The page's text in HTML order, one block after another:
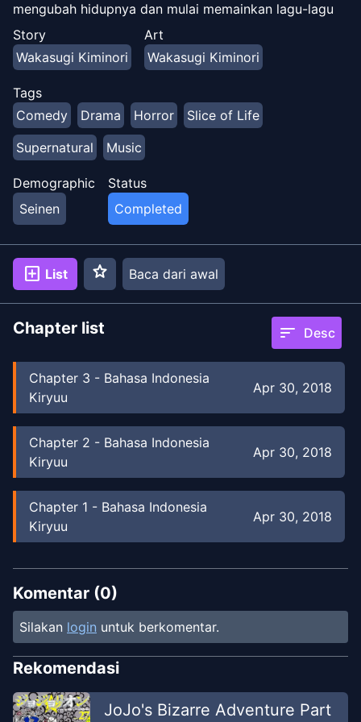
mengubah hidupnya dan mulai memainkan lagu-lagu
pop Swedia dengan lirik yang damai dan penuh kasih
daripada yang kasar dan vulgar dari DMC, tetapi
ketika dia bermain dengan bandnya, dia benar-benar
mengubah sikap dan perilakunya…
Story
Wakasugi Kiminori
Art
Wakasugi Kiminori
Tags
Comedy
Drama Horror
Slice of Life
Supernatural
Music
Demographic
Seinen
Status
Completed
add_box List star Baca dari awal
Chapter list sort Desc
Chapter 3 - Bahasa Indonesia
Kiryuu
Apr 30, 2018
Chapter 2 - Bahasa Indonesia
Kiryuu
Apr 30, 2018
Chapter 1 - Bahasa Indonesia
Kiryuu
Apr 30, 2018
Komentar (0)
Silakan login untuk berkomentar.
Rekomendasi
JoJo's Bizarre Adventure Part